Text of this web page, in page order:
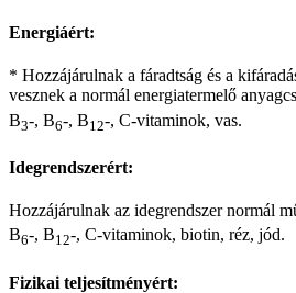
Energiáért:
* Hozzájárulnak a fáradtság és a
vesznek a normál energiatermelő
B3-, B6-, B12-, C-vitaminok, vas.
Idegrendszerért:
Hozzájárulnak az idegrendszer normál
B6-, B12-, C-vitaminok, biotin, réz, jód.
Fizikai teljesítményért: